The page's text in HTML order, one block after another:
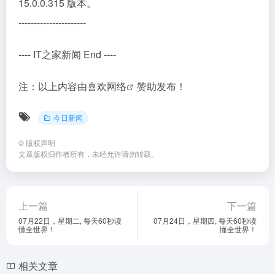
15.0.0.315 版本。
----------------------
---- IT之家新闻 End ----
注：以上内容由喜欢网络 赞助发布！
今日新闻
© 版权声明
文章版权归作者所有，未经允许请勿转载。
上一篇
07月22日，星期二, 每天60秒读
懂全世界！
下一篇
07月24日，星期四, 每天60秒读
懂全世界！
相关文章